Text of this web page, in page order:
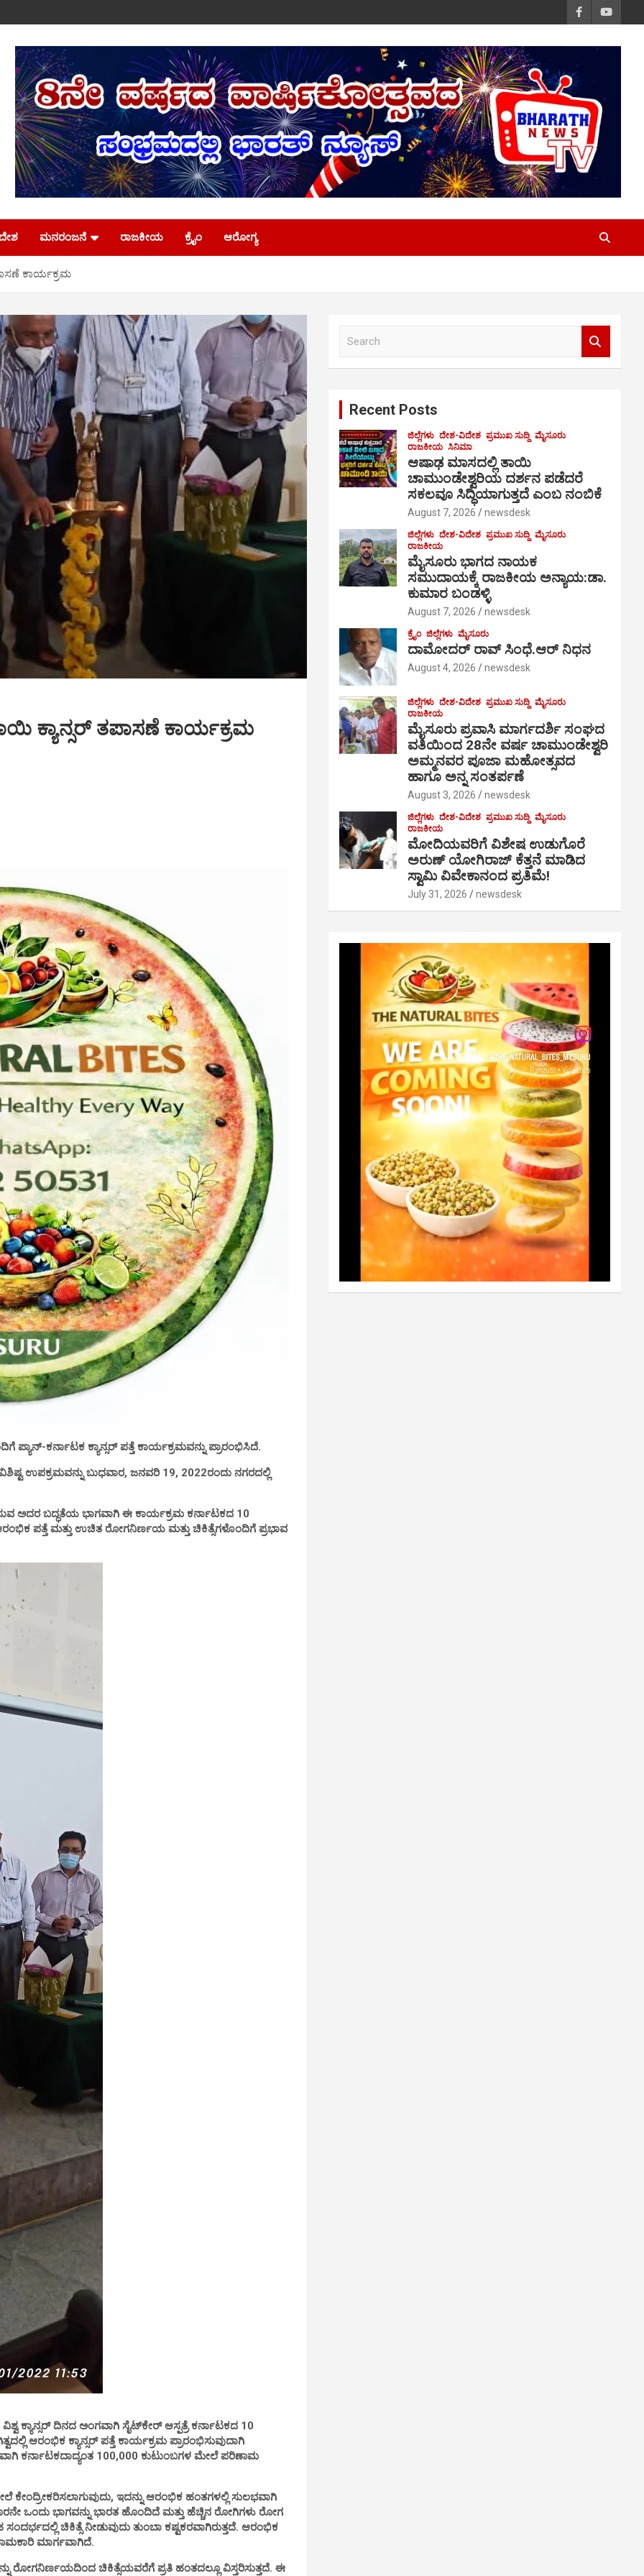
ಮನರಂಜನೆ ರಾಜಕೀಯ ಕ್ರೈಂ ಆರೋಗ್ಯ
ಕಾರ್ಯಕ್ರಮ
ಕ್ಯಾನ್ಸರ್ ತಪಾಸಣೆ ಕಾರ್ಯಕ್ರಮ
ಕರ್ನಾಟಕ ಕ್ಯಾನ್ಸರ್ ಪತ್ತೆ ಕಾರ್ಯಕ್ರಮವನ್ನು ಪ್ರಾರಂಭಿಸಿದೆ.
ಉಪಕ್ರಮವನ್ನು ಬುಧವಾರ, ಜನವರಿ 19, 2022ರಂದು ನಗರದಲ್ಲಿ
ಅದರ ಬದ್ಧತೆಯ ಭಾಗವಾಗಿ ಈ ಕಾರ್ಯಕ್ರಮ ಕರ್ನಾಟಕದ 10
ಪತ್ತೆ ಮತ್ತು ಉಚಿತ ರೋಗನಿರ್ಣಯ ಮತ್ತು ಚಿಕಿತ್ಸೆಗಳೊಂದಿಗೆ ಪ್ರಭಾವ
ಕ್ಯಾನ್ಸರ್ ದಿನದ ಅಂಗವಾಗಿ ಸೈಟ್‌ಕೇರ್ ಆಸ್ಪತ್ರೆ ಕರ್ನಾಟಕದ 10
ಆರಂಭಿಕ ಕ್ಯಾನ್ಸರ್ ಪತ್ತೆ ಕಾರ್ಯಕ್ರಮ ಪ್ರಾರಂಭಿಸುವುದಾಗಿ
ಕರ್ನಾಟಕದಾದ್ಯಂತ 100,000 ಕುಟುಂಬಗಳ ಮೇಲೆ ಪರಿಣಾಮ
ಕೇಂದ್ರೀಕರಿಸಲಾಗುವುದು, ಇದನ್ನು ಆರಂಭಿಕ ಹಂತಗಳಲ್ಲಿ ಸುಲಭವಾಗಿ
ಒಂದು ಭಾಗವನ್ನು ಭಾರತ ಹೊಂದಿದೆ ಮತ್ತು ಹೆಚ್ಚಿನ ರೋಗಿಗಳು ರೋಗ
ಚಿಕಿತ್ಸೆ ನೀಡುವುದು ತುಂಬಾ ಕಷ್ಟಕರವಾಗಿರುತ್ತದೆ. ಆರಂಭಿಕ
ಮಾರ್ಗವಾಗಿದೆ.
ರೋಗನಿರ್ಣಯದಿಂದ ಚಿಕಿತ್ಸೆಯವರೆಗೆ ಪ್ರತಿ ಹಂತದಲ್ಲೂ ವಿಸ್ತರಿಸುತ್ತದೆ. ಈ
Recent Posts
ಜಿಲ್ಲೆಗಳು ದೇಶ-ವಿದೇಶ ಪ್ರಮುಖ ಸುದ್ದಿ ಮೈಸೂರು
ರಾಜಕೀಯ ಸಿನಿಮಾ
ಆಷಾಢ ಮಾಸದಲ್ಲಿ ತಾಯಿ
ಚಾಮುಂಡೇಶ್ವರಿಯ ದರ್ಶನ ಪಡೆದರೆ
ಸಕಲವೂ ಸಿದ್ಧಿಯಾಗುತ್ತದೆ ಎಂಬ ನಂಬಿಕೆ
August 7, 2026 newsdesk
ಜಿಲ್ಲೆಗಳು ದೇಶ-ವಿದೇಶ ಪ್ರಮುಖ ಸುದ್ದಿ ಮೈಸೂರು
ರಾಜಕೀಯ
ಮೈಸೂರು ಭಾಗದ ನಾಯಕ
ಸಮುದಾಯಕ್ಕೆ ರಾಜಕೀಯ ಅನ್ಯಾಯ:ಡಾ.
ಕುಮಾರ ಬಂಡಳ್ಳಿ
August 7, 2026 newsdesk
ಕ್ರೈಂ ಜಿಲ್ಲೆಗಳು ಮೈಸೂರು
ದಾಮೋದರ್ ರಾವ್ ಸಿಂಧೆ.ಆರ್ ನಿಧನ
August 4, 2026 newsdesk
ಜಿಲ್ಲೆಗಳು ದೇಶ-ವಿದೇಶ ಪ್ರಮುಖ ಸುದ್ದಿ ಮೈಸೂರು
ರಾಜಕೀಯ
ಮೈಸೂರು ಪ್ರವಾಸಿ ಮಾರ್ಗದರ್ಶಿ ಸಂಘದ
ವತಿಯಿಂದ 28ನೇ ವರ್ಷ ಚಾಮುಂಡೇಶ್ವರಿ
ಅಮ್ಮನವರ ಪೂಜಾ ಮಹೋತ್ಸವದ
ಹಾಗೂ ಅನ್ನ ಸಂತರ್ಪಣೆ
August 3, 2026 newsdesk
ಜಿಲ್ಲೆಗಳು ದೇಶ-ವಿದೇಶ ಪ್ರಮುಖ ಸುದ್ದಿ ಮೈಸೂರು
ರಾಜಕೀಯ
ಮೋದಿಯವರಿಗೆ ವಿಶೇಷ ಉಡುಗೊರೆ
ಅರುಣ್ ಯೋಗಿರಾಜ್ ಕೆತ್ತನೆ ಮಾಡಿದ
ಸ್ವಾಮಿ ವಿವೇಕಾನಂದ ಪ್ರತಿಮೆ!
July 31, 2026 newsdesk